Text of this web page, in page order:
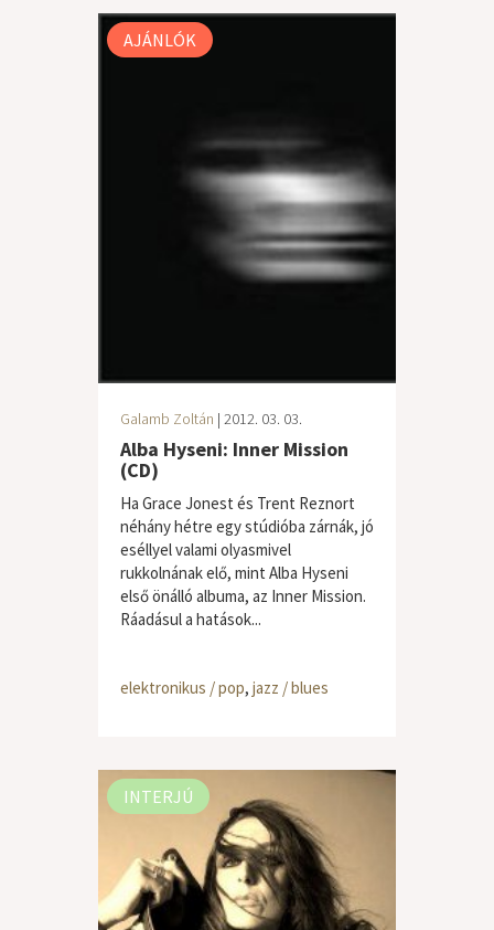
AJÁNLÓK
Galamb Zoltán | 2012. 03. 03.
Alba Hyseni: Inner Mission
(CD)
Ha Grace Jonest és Trent Reznort
néhány hétre egy stúdióba zárnák, jó
eséllyel valami olyasmivel
rukkolnának elő, mint Alba Hyseni
első önálló albuma, az Inner Mission.
Ráadásul a hatások...
elektronikus / pop, jazz / blues
INTERJÚ